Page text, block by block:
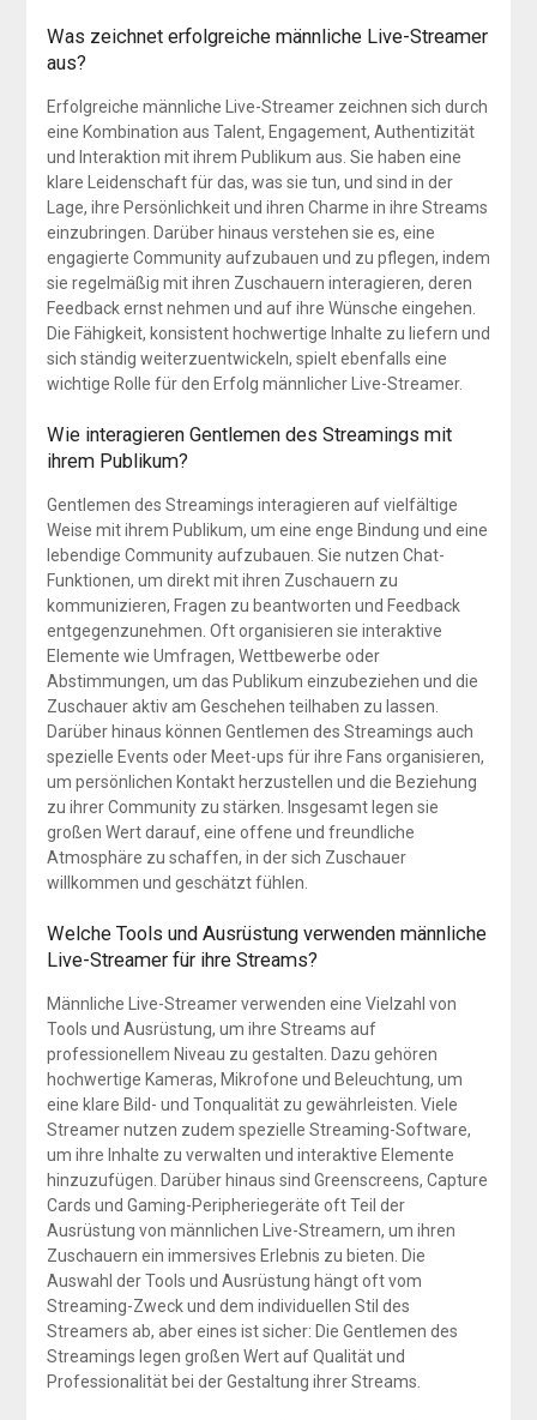
Was zeichnet erfolgreiche männliche Live-Streamer
aus?
Erfolgreiche männliche Live-Streamer zeichnen sich durch
eine Kombination aus Talent, Engagement, Authentizität
und Interaktion mit ihrem Publikum aus. Sie haben eine
klare Leidenschaft für das, was sie tun, und sind in der
Lage, ihre Persönlichkeit und ihren Charme in ihre Streams
einzubringen. Darüber hinaus verstehen sie es, eine
engagierte Community aufzubauen und zu pflegen, indem
sie regelmäßig mit ihren Zuschauern interagieren, deren
Feedback ernst nehmen und auf ihre Wünsche eingehen.
Die Fähigkeit, konsistent hochwertige Inhalte zu liefern und
sich ständig weiterzuentwickeln, spielt ebenfalls eine
wichtige Rolle für den Erfolg männlicher Live-Streamer.
Wie interagieren Gentlemen des Streamings mit
ihrem Publikum?
Gentlemen des Streamings interagieren auf vielfältige
Weise mit ihrem Publikum, um eine enge Bindung und eine
lebendige Community aufzubauen. Sie nutzen Chat-
Funktionen, um direkt mit ihren Zuschauern zu
kommunizieren, Fragen zu beantworten und Feedback
entgegenzunehmen. Oft organisieren sie interaktive
Elemente wie Umfragen, Wettbewerbe oder
Abstimmungen, um das Publikum einzubeziehen und die
Zuschauer aktiv am Geschehen teilhaben zu lassen.
Darüber hinaus können Gentlemen des Streamings auch
spezielle Events oder Meet-ups für ihre Fans organisieren,
um persönlichen Kontakt herzustellen und die Beziehung
zu ihrer Community zu stärken. Insgesamt legen sie
großen Wert darauf, eine offene und freundliche
Atmosphäre zu schaffen, in der sich Zuschauer
willkommen und geschätzt fühlen.
Welche Tools und Ausrüstung verwenden männliche
Live-Streamer für ihre Streams?
Männliche Live-Streamer verwenden eine Vielzahl von
Tools und Ausrüstung, um ihre Streams auf
professionellem Niveau zu gestalten. Dazu gehören
hochwertige Kameras, Mikrofone und Beleuchtung, um
eine klare Bild- und Tonqualität zu gewährleisten. Viele
Streamer nutzen zudem spezielle Streaming-Software,
um ihre Inhalte zu verwalten und interaktive Elemente
hinzuzufügen. Darüber hinaus sind Greenscreens, Capture
Cards und Gaming-Peripheriegeräte oft Teil der
Ausrüstung von männlichen Live-Streamern, um ihren
Zuschauern ein immersives Erlebnis zu bieten. Die
Auswahl der Tools und Ausrüstung hängt oft vom
Streaming-Zweck und dem individuellen Stil des
Streamers ab, aber eines ist sicher: Die Gentlemen des
Streamings legen großen Wert auf Qualität und
Professionalität bei der Gestaltung ihrer Streams.